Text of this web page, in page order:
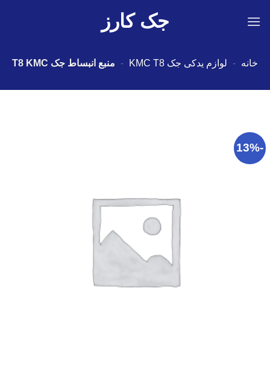
جک کارز
خانه - لوازم یدکی جک KMC T8 - منبع انبساط جک T8 KMC
-13%